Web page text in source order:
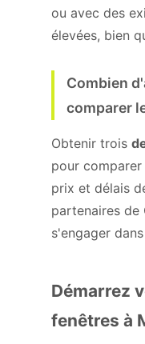
ou avec des
élevées, bien
Combien
comparer
Obtenir trois
pour
prix et délais
partenaires de
s'engager
Démarrez
fenêtres à